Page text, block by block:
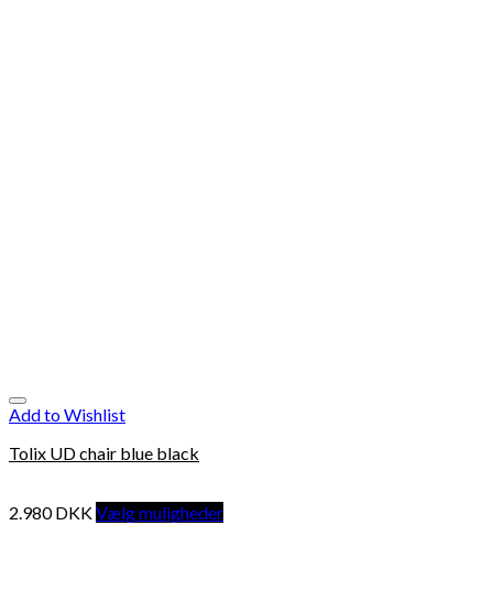
Add to Wishlist
Tolix UD chair blue black
2.980DKKVælg muligheder